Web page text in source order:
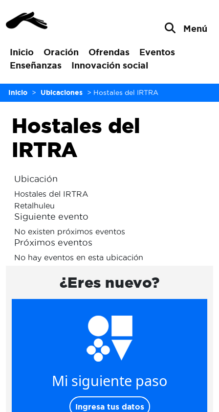
Inicio Oración Ofrendas
Eventos
Enseñanzas
Innovación social
Menú
Inicio > Ubicaciones > Hostales del IRTRA
Hostales del
IRTRA
Ubicación
Hostales del IRTRA
Retalhuleu
Siguiente evento
No existen próximos eventos
Próximos eventos
No hay eventos en esta ubicación
¿Eres nuevo?
Mi siguiente paso
Ingresa tus datos